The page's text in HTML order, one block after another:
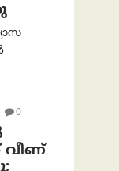
0
വീണ്